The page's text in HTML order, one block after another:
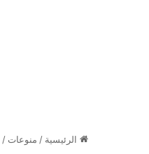
الرئيسية / منوعات /